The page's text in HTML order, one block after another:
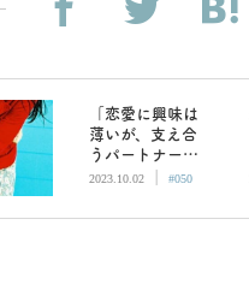
「恋愛に興味は
薄いが、支え合
うパートナーは
欲しい」女子へ
2023.10.02 #050